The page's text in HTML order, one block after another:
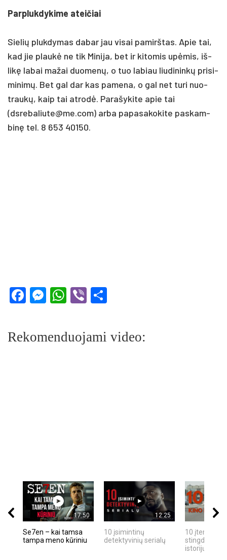
Parp­luk­dy­ki­me atei­čiai
Sie­lių pluk­dy­mas da­bar jau vi­sai pa­mirš­tas. Apie tai,
kad jie plaukė ne tik Mi­ni­ja, bet ir ki­to­mis upė­mis, iš­
likę la­bai ma­žai duo­menų, o tuo la­biau liu­di­ninkų pri­si­
mi­nimų. Bet gal dar kas pa­me­na, o gal net tu­ri nuo­
traukų, kaip tai at­rodė. Pa­ra­šy­ki­te apie tai
(dsrebaliute@me.com) ar­ba pa­pa­sa­ko­ki­te pa­skam­
binę tel. 8 653 40150.
Facebook
Messenger
WhatsApp
Viber
Rekomenduojami video:
17:50
Se7en – kai tamsa
tampa meno kūriniu
12:25
10 įsimintinų
detektyvinių serialų
10 įtemptų,
stingdančių
istorijų